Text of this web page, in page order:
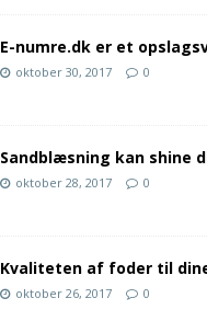
E-numre.dk er et
oktober 30, 2017 0
Sandblæsning kan shine
oktober 28, 2017 0
Kvaliteten af foder til
oktober 26, 2017 0